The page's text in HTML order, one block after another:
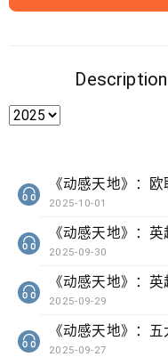
Description
2025-10-01
2025-09-30
2025-09-29
2025-09-27